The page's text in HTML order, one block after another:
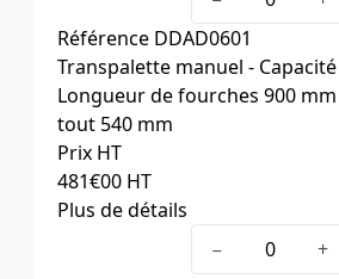
Largeur hors tout (mm)540
Poids (kg) 63
Référence DDAD0601
Transpalette manuel -
Longueur de fourches 900
tout 540 mm
Prix HT
481€00 HT
Plus de détails
Longueur fourches (mm)
Largeur hors tout (mm)540
−
+